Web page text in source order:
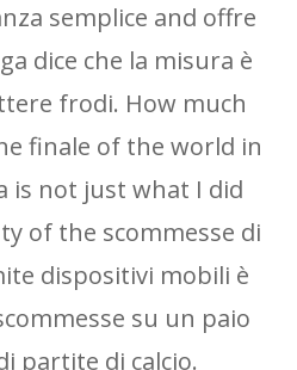
semplice and offre
dice che la misura è
frodi. How much
finale of the world in
is not just what I did
of the scommesse di
dispositivi mobili è
su un paio
partite di calcio.